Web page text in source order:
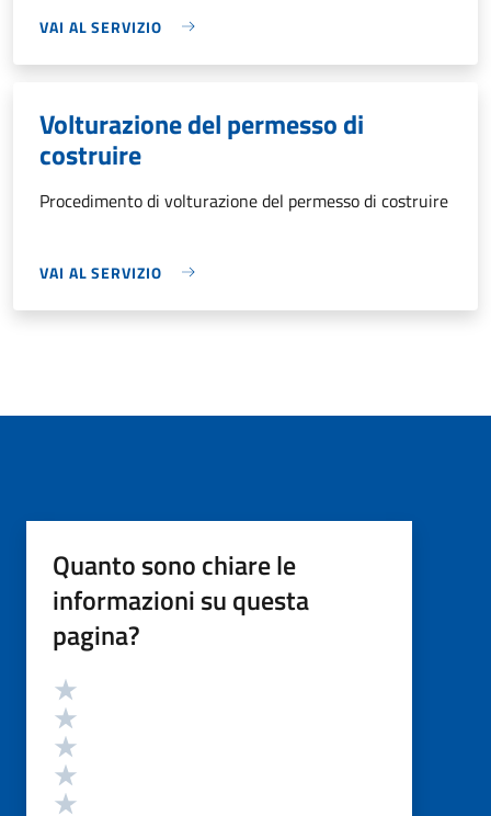
VAI AL SERVIZIO
Volturazione del permesso di
costruire
Procedimento di volturazione del permesso di costruire
VAI AL SERVIZIO
Quanto sono chiare le
informazioni su questa
pagina?
Valutazione